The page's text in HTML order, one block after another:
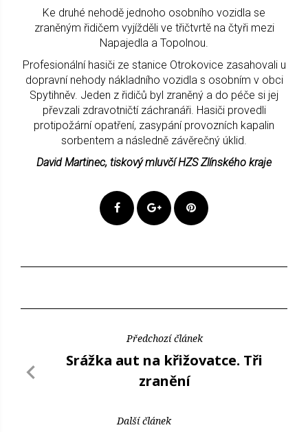
Ke druhé nehodě jednoho osobního vozidla se
zraněným řidičem vyjížděli ve třičtvrtě na čtyři mezi
Napajedla a Topolnou.
Profesionální hasiči ze stanice Otrokovice zasahovali u
dopravní nehody nákladního vozidla s osobním v obci
Spytihněv. Jeden z řidičů byl zraněný a do péče si jej
převzali zdravotničtí záchranáři. Hasiči provedli
protipožární opatření, zasypání provozních kapalin
sorbentem a následně závěrečný úklid.
David Martinec, tiskový mluvčí HZS Zlínského kraje
Předchozí článek
Srážka aut na křižovatce. Tři
zranění
Další článek